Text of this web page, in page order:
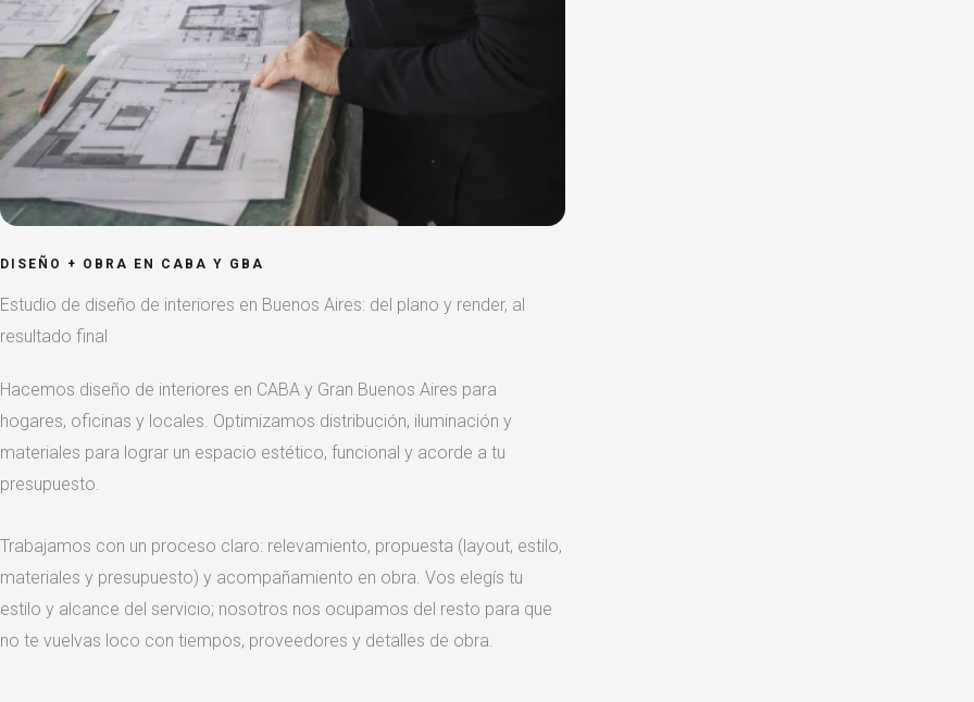
DISEÑO + OBRA EN CABA Y GBA
Estudio de diseño de interiores en Buenos Aires: del plano y render, al
resultado final
Hacemos diseño de interiores en CABA y Gran Buenos Aires para
hogares, oficinas y locales. Optimizamos distribución, iluminación y
materiales para lograr un espacio estético, funcional y acorde a tu
presupuesto.
Trabajamos con un proceso claro: relevamiento, propuesta (layout, estilo,
materiales y presupuesto) y acompañamiento en obra. Vos elegís tu
estilo y alcance del servicio; nosotros nos ocupamos del resto para que
no te vuelvas loco con tiempos, proveedores y detalles de obra.